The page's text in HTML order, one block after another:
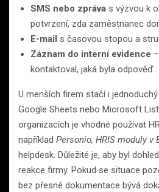
SMS nebo zpráva s výzvou k
potvrzení, zda zaměstnanec
E-mail s časovou stopou a
Záznam do interní evidence
kontaktoval, jaká byla odpověď.
U menších firem stačí i
Google Sheets nebo Microsoft
organizacích je vhodné používat
například Personio, HRIS moduly v
helpdesk. Důležité je, aby byl
reakce firmy. Pokud se situace
bez přesné dokumentace bývá